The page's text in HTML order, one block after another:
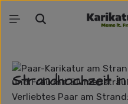
Zum Hauptinhalt springen
Bildergalerie überspringen
Strandhochzeit
Verliebtes Paar am